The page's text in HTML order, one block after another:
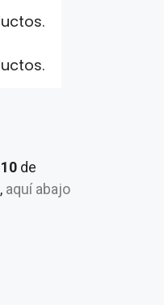
de
, aquí abajo